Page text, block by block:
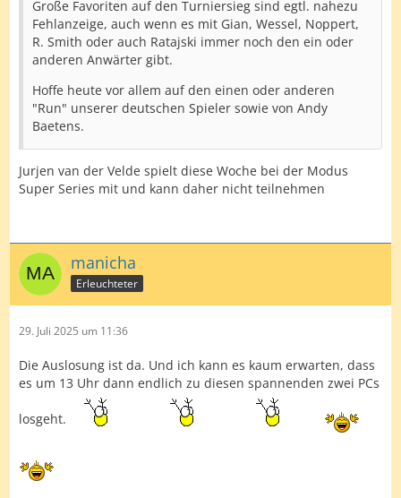
Große Favoriten auf den Turniersieg sind egtl. nahezu
Fehlanzeige, auch wenn es mit Gian, Wessel, Noppert,
R. Smith oder auch Ratajski immer noch den ein oder
anderen Anwärter gibt.
Hoffe heute vor allem auf den einen oder anderen
"Run" unserer deutschen Spieler sowie von Andy
Baetens.
Jurjen van der Velde spielt diese Woche bei der Modus
Super Series mit und kann daher nicht teilnehmen
manicha
Erleuchteter
29. Juli 2025 um 11:36
Die Auslosung ist da. Und ich kann es kaum erwarten, dass
es um 13 Uhr dann endlich zu diesen spannenden zwei PCs
losgeht.